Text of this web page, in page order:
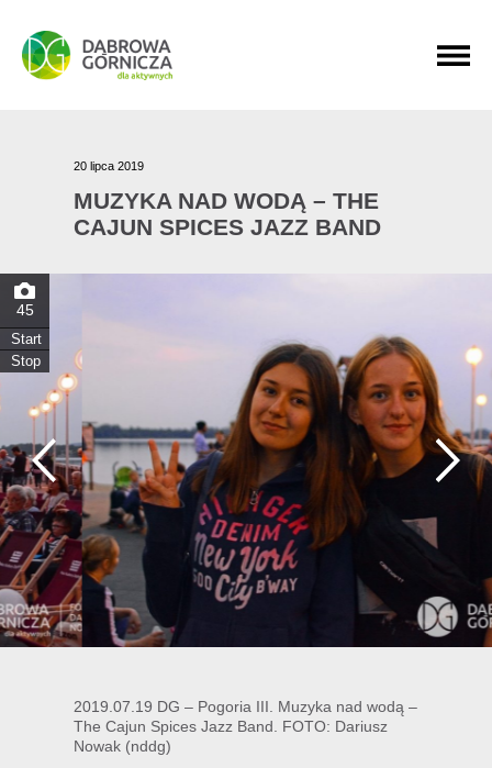
PRZEJDŹ DO MENU GŁÓWNEGO
PRZEJDŹ DO WYSZUKIWARKI
PRZEJDŹ DO TREŚCI
20 lipca 2019
MUZYKA NAD WODĄ – THE
CAJUN SPICES JAZZ BAND
45
Start
Stop
2019.07.19 DG – Pogoria III. Muzyka nad wodą –
The Cajun Spices Jazz Band. FOTO: Dariusz
Nowak (nddg)